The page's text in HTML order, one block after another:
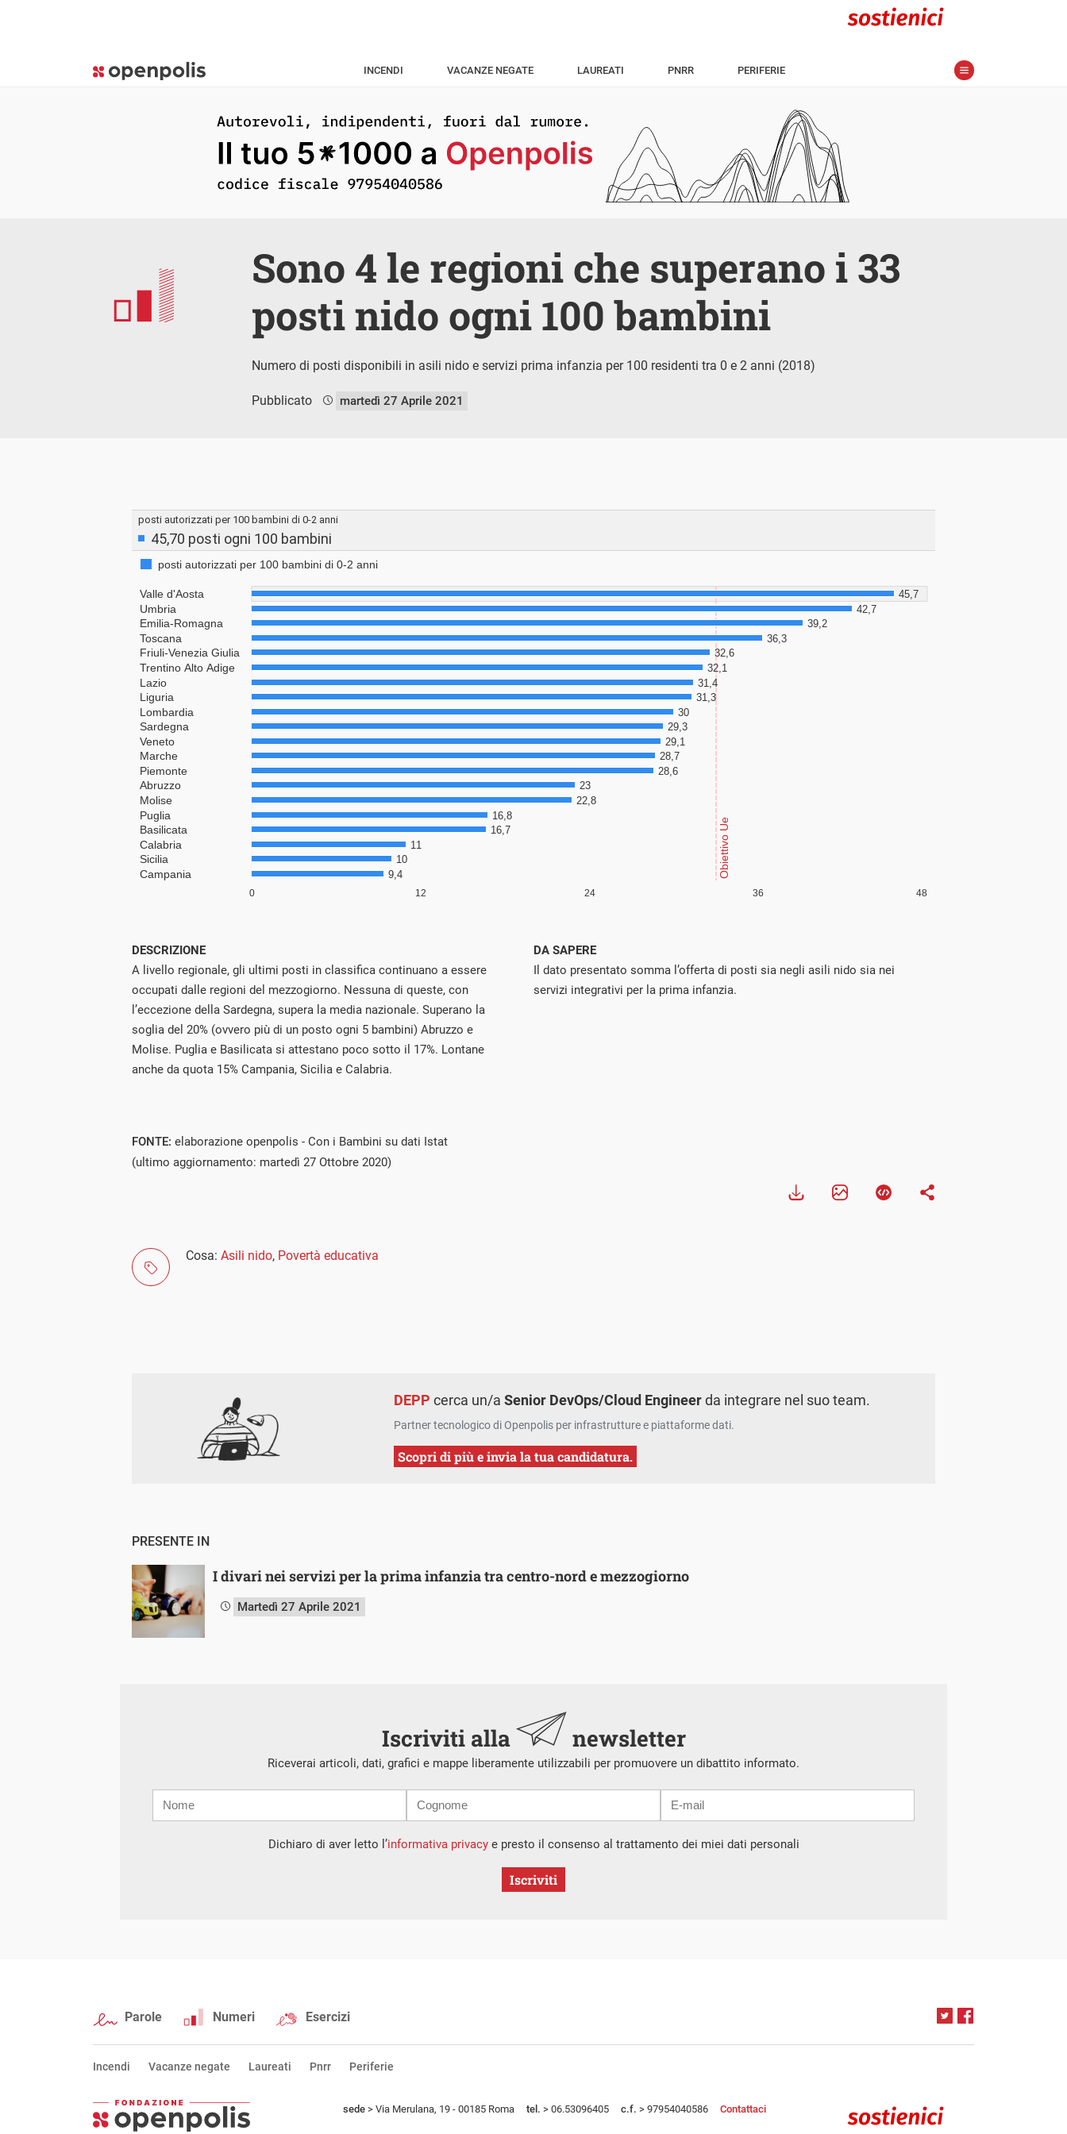
INCENDI VACANZE NEGATE LAUREATI PNRR PERIFERIE
Sono 4 le regioni che superano i 33
posti nido ogni 100 bambini
Numero di posti disponibili in asili nido e servizi prima infanzia per 100 residenti tra 0 e 2 anni (2018)
Pubblicato martedì 27 Aprile 2021
DESCRIZIONE
A livello regionale, gli ultimi posti in classifica continuano a essere
occupati dalle regioni del mezzogiorno. Nessuna di queste, con
l’eccezione della Sardegna, supera la media nazionale. Superano la
soglia del 20% (ovvero più di un posto ogni 5 bambini) Abruzzo e
Molise. Puglia e Basilicata si attestano poco sotto il 17%. Lontane
anche da quota 15% Campania, Sicilia e Calabria.
DA SAPERE
Il dato presentato somma l’offerta di posti sia negli asili nido sia nei
servizi integrativi per la prima infanzia.
FONTE: elaborazione openpolis - Con i Bambini su dati Istat
(ultimo aggiornamento: martedì 27 Ottobre 2020)
Cosa: Asili nido, Povertà educativa
DEPP cerca un/aSenior DevOps/Cloud Engineerda integrare nel suo team.
Partner tecnologico di Openpolis per infrastrutture e piattaforme dati.
Scopri di più e invia la tua candidatura.
PRESENTE IN
I divari nei servizi per la prima infanzia tra centro-nord e mezzogiorno
Martedì 27 Aprile 2021
Iscriviti alla newsletter
Riceverai articoli, dati, grafici e mappe liberamente utilizzabili per promuovere un dibattito informato.
mail
Dichiaro di aver letto l’informativa privacye presto il consenso al trattamento dei miei dati personali
Iscriviti
Parole Numeri Esercizi
Incendi Vacanze negate Laureati Pnrr Periferie
sede > Via Merulana, 19 - 00185 Roma tel. > 06.53096405 c.f. > 97954040586 Contattaci